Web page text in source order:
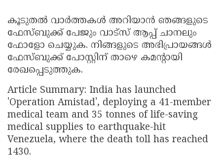
കൂടുതല്‍ വാർത്തകള്‍ അറിയാന്‍ ഞങ്ങളുടെ
ഫേസ്ബുക്ക് പേജും വാട്സ് ആപ്പ് ചാനലും
ഫോളോ ചെയ്യുക. നിങ്ങളുടെ അഭിപ്രായങ്ങൾ
ഫേസ്ബുക്ക് പോസ്റ്റിന് താഴെ കമൻ്റായി
രേഖപ്പെടുത്തുക.
Article Summary: India has launched
'Operation Amistad', deploying a 41-member
medical team and 35 tonnes of life-saving
medical supplies to earthquake-hit
Venezuela, where the death toll has reached
1430.